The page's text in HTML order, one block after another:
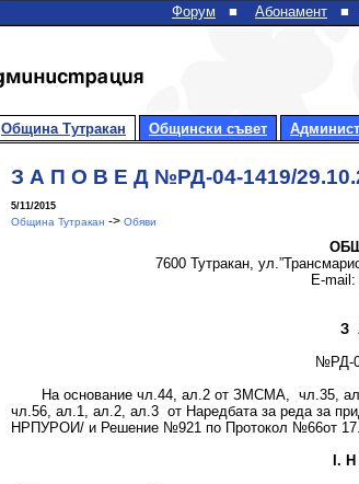
Форум ■ Абонамент ■
Община Тутракан Общински съвет
З А П О В Е Д №РД-04-1419/
5/11/2015
Община Тутракан -> Обяви
7600 Тутракан,
E-
З
№РД-
На основание чл.44, ал.2 от ЗМСМА, чл.35,
чл.56, ал.1, ал.2, ал.3 от Наредбата за реда за
НРПУРОИ/ и Решение №921 по Протокол №66от
І.